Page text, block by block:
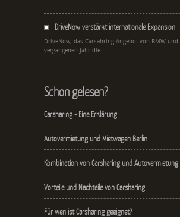
DriveNow verstärkt internationale Expansion
DriveNow, das Carsahring-Angebot von BMW und
vergangenen Jahr die...
Schon gelesen?
Carsharing - Eine Erklärung
Autovermietung und Mietwagen Berlin
Kombination von Carsharing und Autovermietung
Vorteile und Nachteile von Carsharing
Für wen ist Carsharing geeignet?